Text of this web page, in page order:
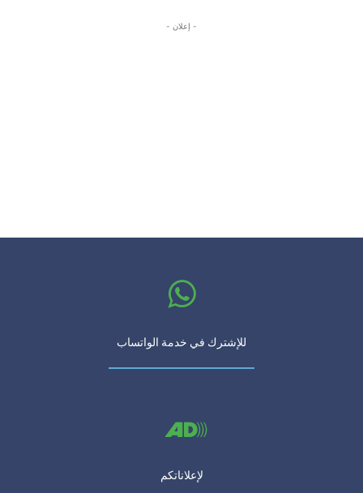
- إعلان -
للإشترك في خدمة الواتساب
لإعلاناتكم